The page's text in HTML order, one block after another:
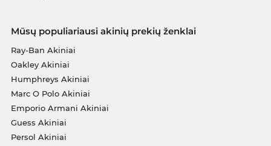
Mūsų populiariausi akinių prekių ženklai
Ray-Ban Akiniai
Oakley Akiniai
Humphreys Akiniai
Marc O Polo Akiniai
Emporio Armani Akiniai
Guess Akiniai
Persol Akiniai